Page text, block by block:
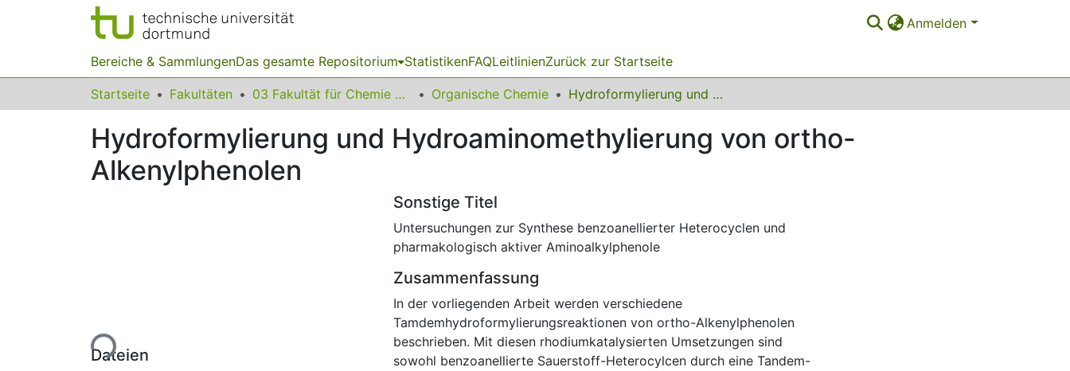
Anmelden
Bereiche & SammlungenDas gesamte Repositorium StatistikenFAQLeitlinienZurück zur Startseite
Startseite Fakultäten 03 Fakultät für Chemie und Chemische Biologie Organische Chemie Hydroformylierung und Hydroaminomethylierung von ortho-Alkenylphenolen
Hydroformylierung und Hydroaminomethylierung von ortho-
Alkenylphenolen
Lade...
Dateien
Sonstige Titel
Untersuchungen zur Synthese benzoanellierter Heterocyclen und
pharmakologisch aktiver Aminoalkylphenole
Zusammenfassung
In der vorliegenden Arbeit werden verschiedene
Tamdemhydroformylierungsreaktionen von ortho-Alkenylphenolen
beschrieben. Mit diesen rhodiumkatalysierten Umsetzungen sind
sowohl benzoanellierte Sauerstoff-Heterocylcen durch eine Tandem-